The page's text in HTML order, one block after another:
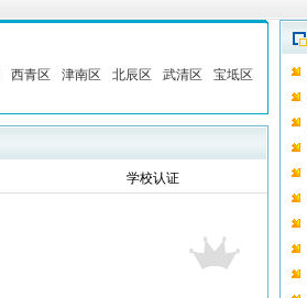
西青区 津南区 北辰区 武清区
宝坻区
学校认证